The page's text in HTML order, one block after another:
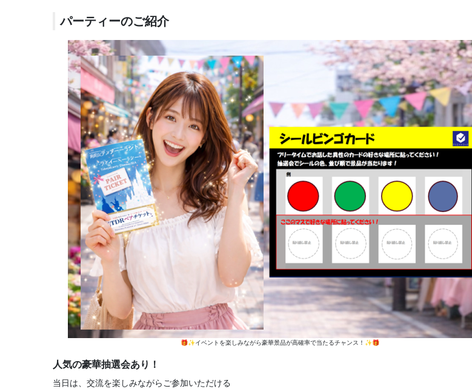
パーティーのご紹介
🎁✨イベントを楽しみながら豪華景品が高確率で当たるチャンス！✨🎁
人気の豪華抽選会あり！
当日は、交流を楽しみながらご参加いただける